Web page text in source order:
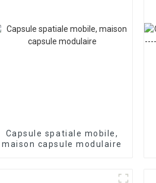
Capsule spatiale mobile,
maison capsule modulaire